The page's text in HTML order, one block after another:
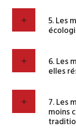
5. Les
6. Les
elles
7. Les
moins